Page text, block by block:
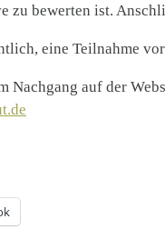
zu bewerten ist.
eine Teilnahme
Nachgang auf der